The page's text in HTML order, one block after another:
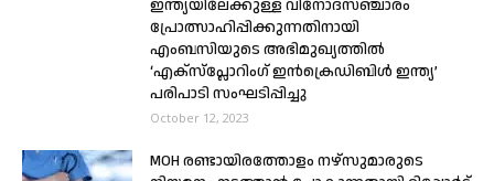
ഇന്ത്യയിലേക്കുള്ള വിനോദസഞ്ചാരം
പ്രോത്സാഹിപ്പിക്കുന്നതിനായി
എംബസിയുടെ അഭിമുഖ്യത്തിൽ
‘എക്സ്പ്ലോറിംഗ് ഇൻക്രെഡിബിൾ ഇന്ത്യ’
പരിപാടി സംഘടിപ്പിച്ചു
October 12, 2023
MOH രണ്ടായിരത്തോളം നഴ്സുമാരുടെ